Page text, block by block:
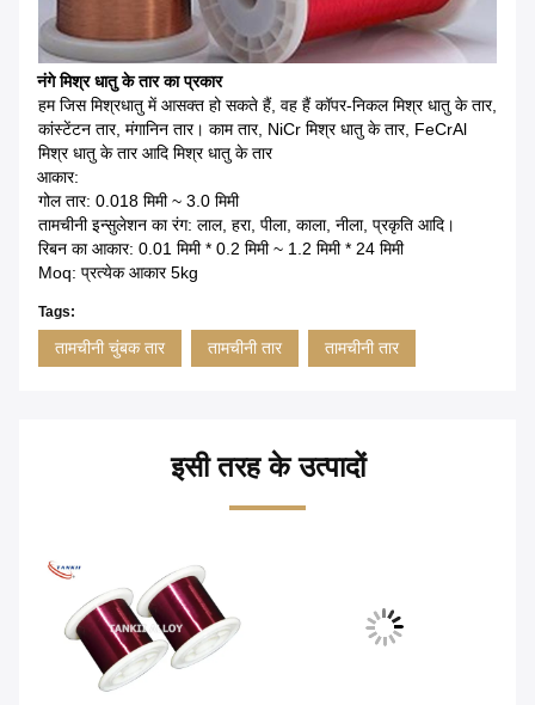
नंगे मिश्र धातु के तार का प्रकार
हम जिस मिश्रधातु में आसक्त हो सकते हैं, वह हैं कॉपर-निकल मिश्र धातु के तार,
कांस्टेंटन तार, मंगानिन तार। काम तार, NiCr मिश्र धातु के तार, FeCrAl
मिश्र धातु के तार आदि मिश्र धातु के तार
आकार:
गोल तार: 0.018 मिमी ~ 3.0 मिमी
तामचीनी इन्सुलेशन का रंग: लाल, हरा, पीला, काला, नीला, प्रकृति आदि।
रिबन का आकार: 0.01 मिमी * 0.2 मिमी ~ 1.2 मिमी * 24 मिमी
Moq: प्रत्येक आकार 5kg
Tags:
तामचीनी चुंबक तार तामचीनी तार तामचीनी तार
इसी तरह के उत्पादों